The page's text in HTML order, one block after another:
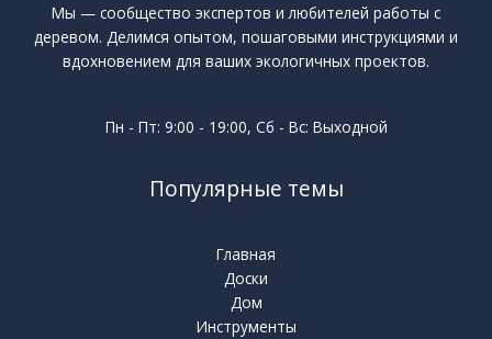
Мы — сообщество экспертов и любителей работы с
деревом. Делимся опытом, пошаговыми инструкциями и
вдохновением для ваших экологичных проектов.
Пн - Пт: 9:00 - 19:00, Сб - Вс: Выходной
Популярные темы
Главная
Доски
Дом
Инструменты